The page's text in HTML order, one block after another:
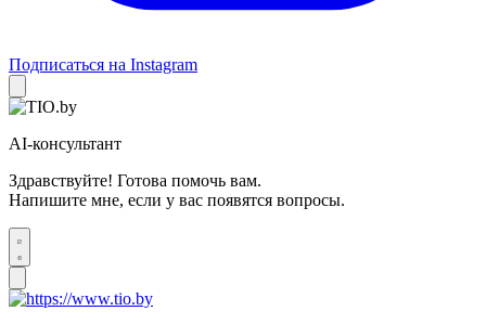
Подписаться на Instagram
AI-консультант
Здравствуйте! Готова помочь вам.
Напишите мне, если у вас появятся вопросы.